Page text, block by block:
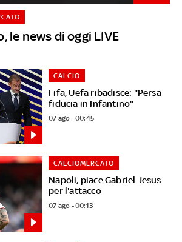
le news di oggi LIVE
Fifa, Uefa ribadisce: "Persa
fiducia in Infantino"
CALCIO
07 ago - 00:45
Napoli, piace Gabriel Jesus
per l'attacco
CALCIOMERCATO
07 ago - 00:13